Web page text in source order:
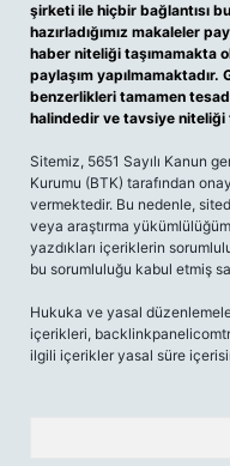
şirketi ile hiçbir bağlantısı
hazırladığımız makaleler
haber niteliği taşımamakta
paylaşım
benzerlikleri tamamen
halindedir ve tavsiye niteliği
Sitemiz, 5651 Sayılı Kanun
Kurumu (BTK) tarafından
vermektedir. Bu nedenle,
veya araştırma
yazdıkları içeriklerin
bu sorumluluğu kabul etmiş
Hukuka ve yasal
içerikleri,
ilgili içerikler yasal süre